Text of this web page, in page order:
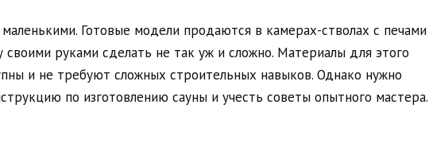
Готовые модели продаются в камерах-стволах с печами
руками сделать не так уж и сложно. Материалы для этого
и не требуют сложных строительных навыков. Однако нужно
по изготовлению сауны и учесть советы опытного мастера.